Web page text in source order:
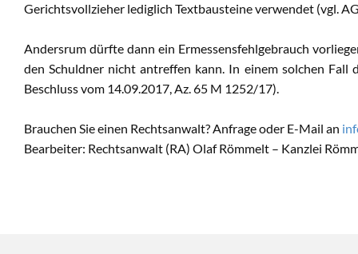
Gerichtsvollzieher lediglich Textbausteine verwendet (vgl.
Andersrum dürfte dann ein Ermessensfehlgebrauch
den Schuldner nicht antreffen kann. In einem solchen Fall
Beschluss vom 14.09.2017, Az. 65 M 1252/17).
Brauchen Sie einen Rechtsanwalt? Anfrage oder E-Mail an
Bearbeiter: Rechtsanwalt (RA) Olaf Römmelt – Kanzlei